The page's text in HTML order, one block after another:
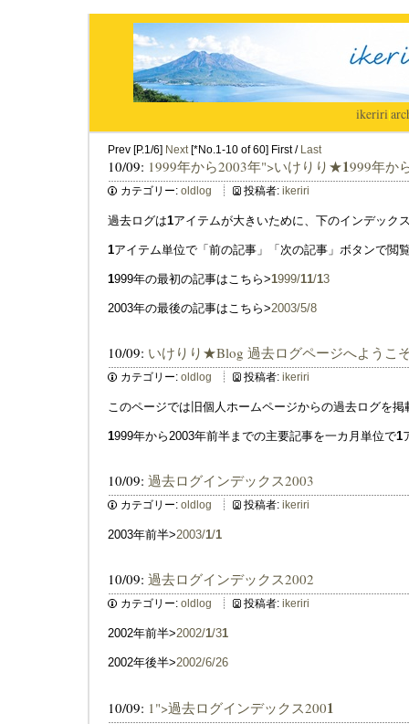
ikeriri|
Prev [P.1/6] Next[*No.1-10 of 60] First / Last
10/09: 1999年から2003年">いけりり★1999年か
カテゴリー: oldlog 投稿者: ikeriri
過去ログは1アイテムが大きいために、下のインデック
1アイテム単位で「前の記事」「次の記事」ボタンで閲
1999年の最初の記事はこちら>1999/11/13
2003年の最後の記事はこちら>2003/5/8
10/09: いけりり★Blog 過去ログページへようこ
カテゴリー: oldlog 投稿者: ikeriri
このページでは旧個人ホームページからの過去ログを掲
1999年から2003年前半までの主要記事を一カ月単位で1
10/09: 過去ログインデックス2003
カテゴリー: oldlog 投稿者: ikeriri
2003年前半>2003/1/1
10/09: 過去ログインデックス2002
カテゴリー: oldlog 投稿者: ikeriri
2002年前半>2002/1/31
2002年後半>2002/6/26
10/09: 1">過去ログインデックス2001